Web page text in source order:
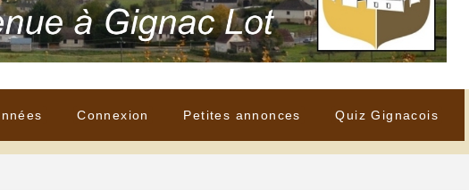
Connexion Petites annonces Quiz Gignacois